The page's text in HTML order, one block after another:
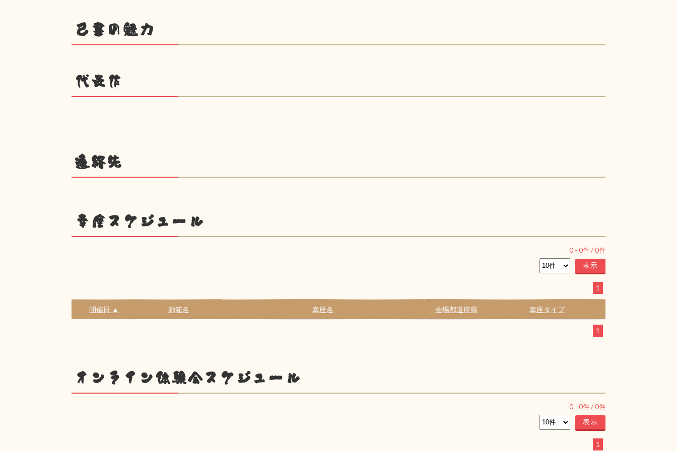
己書の魅力
代表作
連絡先
幸座スケジュール
0 - 0件 /0件
1
開催日 ▲ 師範名 幸座名 会場都道府県 幸座タイプ
1
オンライン体験会スケジュール
0 - 0件 /0件
1